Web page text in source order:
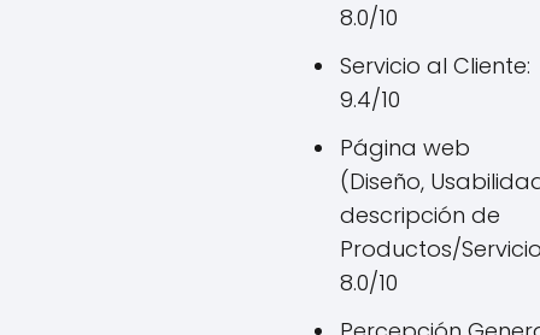
8.0/10
Servicio al Cliente:
9.4/10
Página web
(Diseño,
descripción de
Productos/
8.0/10